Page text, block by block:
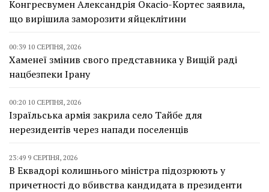
Конгресвумен Александрія Окасіо-Кортес заявила,
що вирішила заморозити яйцеклітини
00:39 10 СЕРПНЯ, 2026
Хаменеї змінив свого представника у Вищій раді
нацбезпеки Ірану
00:20 10 СЕРПНЯ, 2026
Ізраїльська армія закрила село Тайбе для
нерезидентів через напади поселенців
23:49 9 СЕРПНЯ, 2026
В Еквадорі колишнього міністра підозрюють у
причетності до вбивства кандидата в президенти